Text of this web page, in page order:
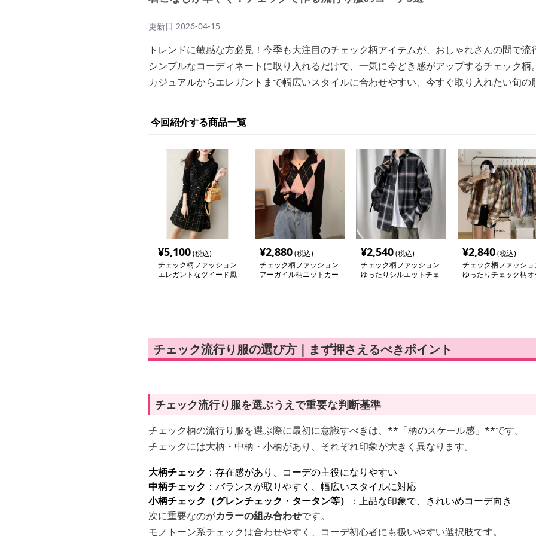
更新日 2026-04-15
トレンドに敏感な方必見！今季も大注目のチェック柄アイテムが、おしゃれさんの間で流
シンプルなコーディネートに取り入れるだけで、一気に今どき感がアップするチェック柄。
カジュアルからエレガントまで幅広いスタイルに合わせやすい、今すぐ取り入れたい旬の
今回紹介する商品一覧
¥5,100(税込)
チェック柄ファッション
エレガントなツイード風
¥2,880(税込)
チェック柄ファッション
アーガイル柄ニットカー
¥2,540(税込)
チェック柄ファッション
ゆったりシルエットチェ
¥2,840(税込)
チェック柄ファッショ
ゆったりチェック柄オ
チェック流行り服の選び方｜まず押さえるべきポイント
チェック流行り服を選ぶうえで重要な判断基準
チェック柄の流行り服を選ぶ際に最初に意識すべきは、**「柄のスケール感」**です。
チェックには大柄・中柄・小柄があり、それぞれ印象が大きく異なります。
大柄チェック ：存在感があり、コーデの主役になりやすい
中柄チェック ：バランスが取りやすく、幅広いスタイルに対応
小柄チェック（グレンチェック・タータン等）
：上品な印象で、きれいめコーデ向き
次に重要なのがカラーの組み合わせです。
モノトーン系チェックは合わせやすく、コーデ初心者にも扱いやすい選択肢です。